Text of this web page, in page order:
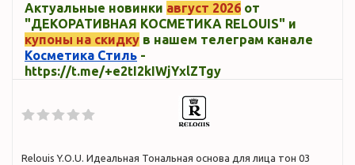
Актуальные новинки август 2026 от
"ДЕКОРАТИВНАЯ КОСМЕТИКА RELOUIS" и
купоны на скидку в нашем телеграм канале
Косметика Стиль -
https://t.me/+e2tI2kIWjYxlZTgy
Relouis Y.O.U. Идеальная Тональная основа для лица тон 03